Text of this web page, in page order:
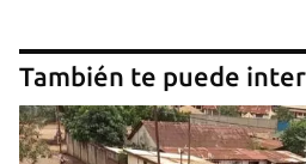
También te puede